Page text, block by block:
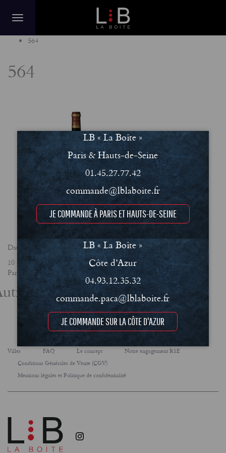
564
564
Date
10 décembre 2024
Partager
actualités
Villes FAQ Le concept
Notre engagement RSE
Conditions Générales de Vente (CGV)
Mentions légales et Politique de confidentialité
LB « La Boîte »
Paris & Hauts-de-Seine
01.45.27.77.42
commande@lblaboite.fr
JE COMMANDE À PARIS ET HAUTS-DE-SEINE
LB « La Boîte »
Côte d’Azur
04.93.12.35.32
commande.paca@lblaboite.fr
JE COMMANDE SUR LA CÔTE D'AZUR